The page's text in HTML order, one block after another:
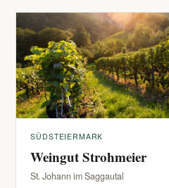
SÜDSTEIERMARK
Weingut Strohmeier
St. Johann im Saggautal